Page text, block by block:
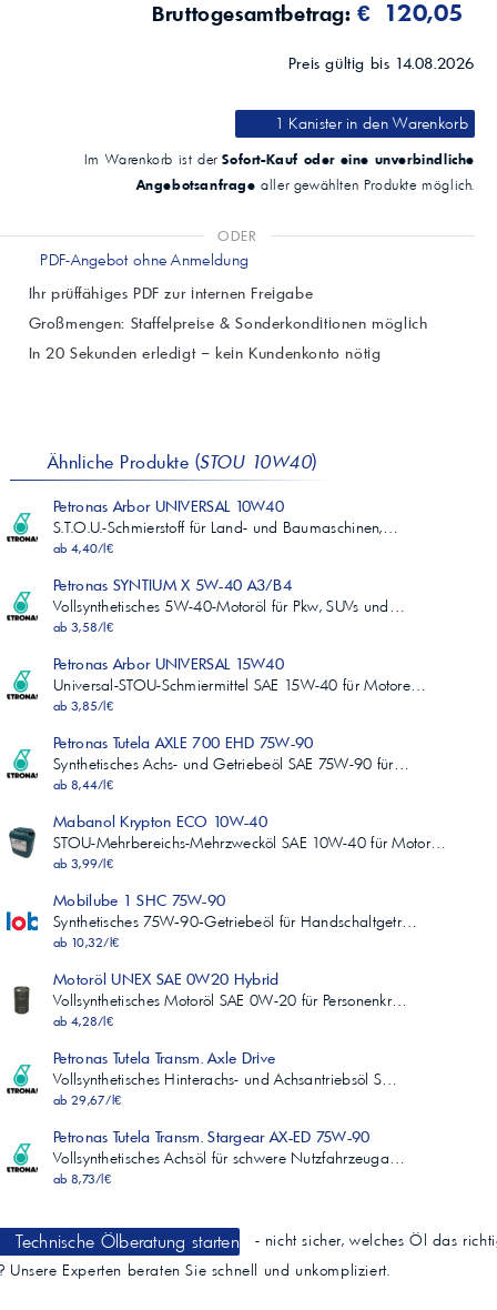
Bruttogesamtbetrag:€ 120,05
Preis gültig bis 14.08.2026
1 Kanisterin den Warenkorb
Im Warenkorb ist derSofort-Kauf oder eine unverbindliche
Angebotsanfrage aller gewählten Produkte möglich.
ODER
PDF-Angebot ohne Anmeldung
Ihr prüffähiges PDF zur internen Freigabe
Großmengen: Staffelpreise & Sonderkonditionen möglich
In 20 Sekunden erledigt – kein Kundenkonto nötig
Ähnliche Produkte (STOU 10W40)
Petronas Arbor UNIVERSAL 10W40
S.T.O.U.-Schmierstoff für Land- und Baumaschinen,…
ab 4,40/l€
Petronas SYNTIUM X 5W-40 A3/B4
Vollsynthetisches 5W-40-Motoröl für Pkw, SUVs und…
ab 3,58/l€
Petronas Arbor UNIVERSAL 15W40
Universal-STOU-Schmiermittel SAE 15W-40 für Motore…
ab 3,85/l€
Petronas Tutela AXLE 700 EHD 75W-90
Synthetisches Achs- und Getriebeöl SAE 75W-90 für…
ab 8,44/l€
Mabanol Krypton ECO 10W-40
STOU-Mehrbereichs-Mehrzwecköl SAE 10W-40 für Motor…
ab 3,99/l€
Mobilube 1 SHC 75W-90
Synthetisches 75W‑90‑Getriebeöl für Handschaltgetr…
ab 10,32/l€
Motoröl UNEX SAE 0W20 Hybrid
Vollsynthetisches Motoröl SAE 0W-20 für Personenkr…
ab 4,28/l€
Petronas Tutela Transm. Axle Drive
Vollsynthetisches Hinterachs- und Achsantriebsöl S…
ab 29,67/l€
Petronas Tutela Transm. Stargear AX-ED 75W-90
Vollsynthetisches Achsöl für schwere Nutzfahrzeuga…
ab 8,73/l€
Technische Ölberatung starten
- nicht sicher, welches Öl das
Unsere Experten beraten Sie schnell und unkompliziert.